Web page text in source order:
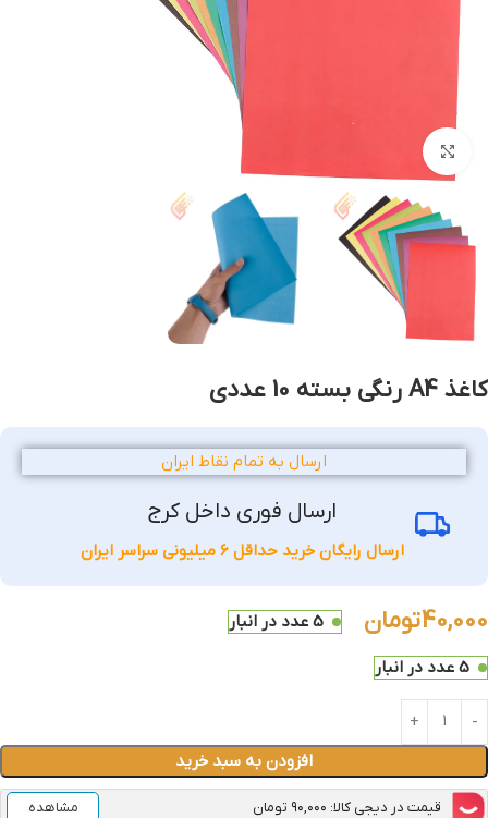
بزرگنمایی تصویر
کاغذ A4 رنگی بسته 10 عددی
ارسال به تمام نقاط ایران
ارسال فوری داخل کرج
ارسال رایگان خرید حداقل 6 میلیونی سراسر ایران
40,000تومان 5 عدد در انبار
5 عدد در انبار
افزودن به سبد خرید
قیمت در دیجی کالا: ۹۰,۰۰۰ تومان مشاهده